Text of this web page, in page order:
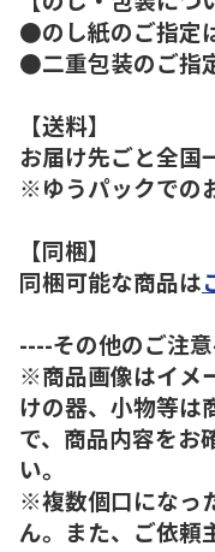
●のし紙のご指定
●二重包装のご指
【送料】
お届け先ごと全国
※ゆうパックでの
【同梱】
同梱可能な商品は
----その他のご注
※商品画像はイメ
けの器、小物等は
で、商品内容をお
い。
※複数個口になっ
ん。また、ご依頼